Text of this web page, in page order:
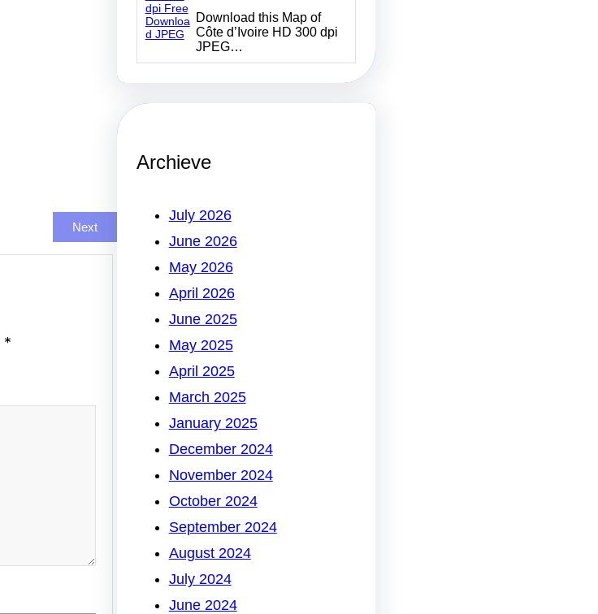
Next
*
Download this Map of
Côte d’Ivoire HD 300 dpi
JPEG…
Archieve
July 2026
June 2026
May 2026
April 2026
June 2025
May 2025
April 2025
March 2025
January 2025
December 2024
November 2024
October 2024
September 2024
August 2024
July 2024
June 2024